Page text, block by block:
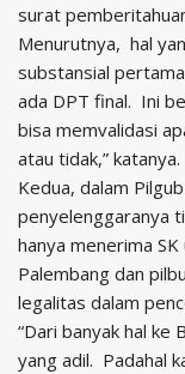
surat
Menurutnya, hal
substansial
ada DPT final. Ini
bisa memvalidasi
atau tidak,” katanya.
Kedua, dalam
penyelenggaranya
hanya menerima
Palembang dan
legalitas dalam
“Dari banyak hal ke
yang adil. Padahal